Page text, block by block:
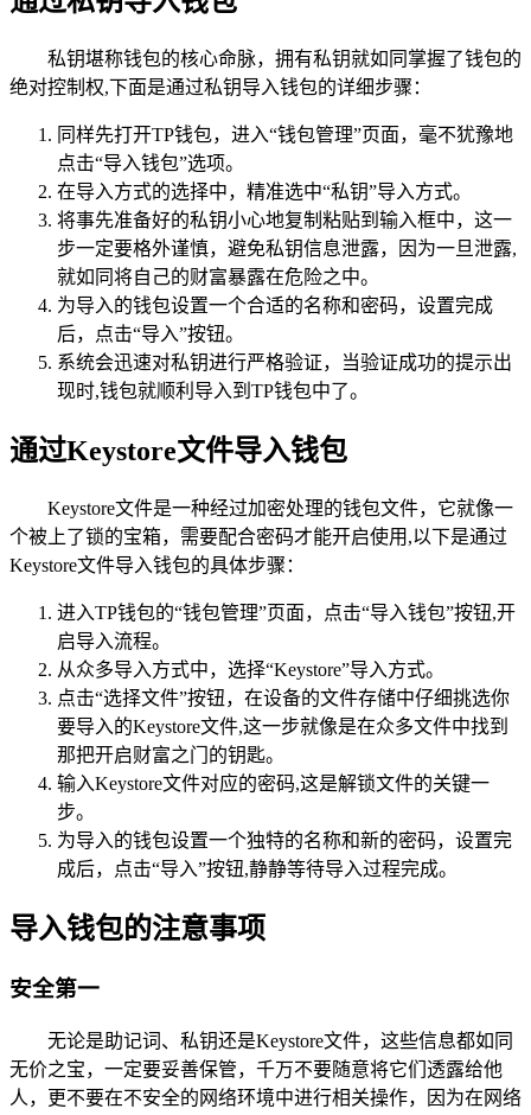
私钥堪称钱包的核心命脉，拥有私钥就如同掌握了钱包的
绝对控制权,下面是通过私钥导入钱包的详细步骤：
同样先打开TP钱包，进入“钱包管理”页面，毫不犹豫地
点击“导入钱包”选项。
在导入方式的选择中，精准选中“私钥”导入方式。
将事先准备好的私钥小心地复制粘贴到输入框中，这一
步一定要格外谨慎，避免私钥信息泄露，因为一旦泄露,
就如同将自己的财富暴露在危险之中。
为导入的钱包设置一个合适的名称和密码，设置完成
后，点击“导入”按钮。
系统会迅速对私钥进行严格验证，当验证成功的提示出
现时,钱包就顺利导入到TP钱包中了。
通过Keystore文件导入钱包
Keystore文件是一种经过加密处理的钱包文件，它就像一
个被上了锁的宝箱，需要配合密码才能开启使用,以下是通过
Keystore文件导入钱包的具体步骤：
进入TP钱包的“钱包管理”页面，点击“导入钱包”按钮,开
启导入流程。
从众多导入方式中，选择“Keystore”导入方式。
点击“选择文件”按钮，在设备的文件存储中仔细挑选你
要导入的Keystore文件,这一步就像是在众多文件中找到
那把开启财富之门的钥匙。
输入Keystore文件对应的密码,这是解锁文件的关键一
步。
为导入的钱包设置一个独特的名称和新的密码，设置完
成后，点击“导入”按钮,静静等待导入过程完成。
导入钱包的注意事项
安全第一
无论是助记词、私钥还是Keystore文件，这些信息都如同
无价之宝，一定要妥善保管，千万不要随意将它们透露给他
人，更不要在不安全的网络环境中进行相关操作，因为在网络